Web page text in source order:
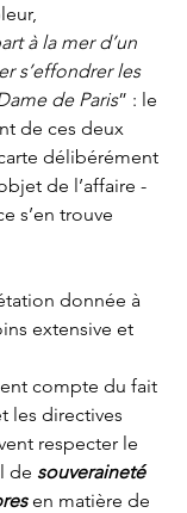
à la mer d’un
s’effondrer les
de Paris” : le
de ces deux
délibérément
de l’affaire -
s’en trouve
donnée à
extensive et
compte du fait
les directives
respecter le
de souveraineté
en matière de